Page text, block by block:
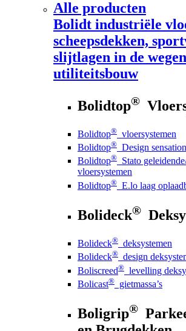
Alle producten
Bolidt industriële
scheepsdekken,
slijtlagen in de
utiliteitsbouw
Bolidtop®
Bolidtop® vloersystemen
Bolidtop® Design
Bolidtop® Stato
vloersystemen
Bolidtop® E.lo laag
Bolideck®
Bolideck® deksystemen
Bolideck® design
Boliscreed® levelling
Bolicast® gietmassa’s
Boligrip®